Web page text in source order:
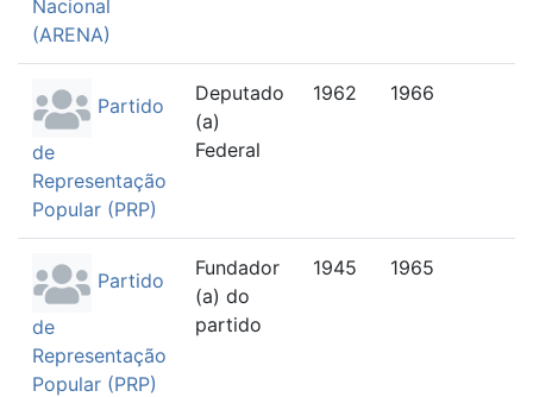
Nacional
(ARENA)
Partido
de
Representação
Popular (PRP)
Deputado
(a)
Federal
1962 1966
Partido
de
Representação
Popular (PRP)
Fundador
(a) do
partido
1945 1965